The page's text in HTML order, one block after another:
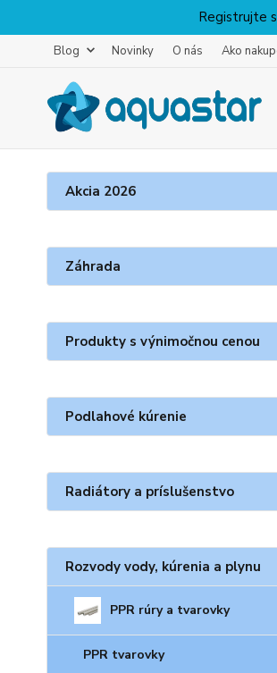
Registrujte
Blog Novinky O nás Ako
Akcia 2026
Záhrada
Produkty s výnimočnou cenou
Podlahové kúrenie
Radiátory a príslušenstvo
Rozvody vody, kúrenia a plynu
PPR rúry a tvarovky
PPR tvarovky